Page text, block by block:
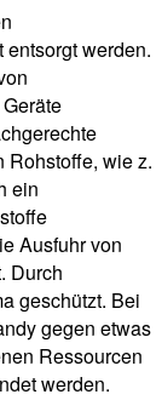
werden.
Rohstoffe, wie z.
ein
Ausfuhr von
Durch
geschützt. Bei
gegen etwas
Ressourcen
werden.